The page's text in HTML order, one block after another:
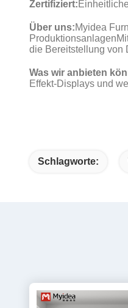
Zertifiziert:
Über uns:Myidea
die Bereitstellung von
Was wir anbieten
Effekt-Displays und
Schlagworte: